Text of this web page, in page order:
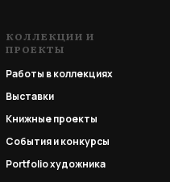
КОЛЛЕКЦИИ И
ПРОЕКТЫ
Работы в коллекциях
Выставки
Книжные проекты
События и конкурсы
Portfolioхудожника